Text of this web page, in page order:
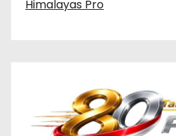
Himalayas Pro